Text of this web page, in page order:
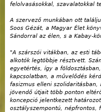
felolvasásokkal, szavalatokkal
A szervező munkában ott
Soos Gézát, a Magyar Élet
Sándorral az élen, s a Kabay-
"A szárszói vitákban, az esti
alkotók legtöbbje résztvett.
egyetértés, így a
kapcsolatban, a művelődés
fasizmus elleni szolidaritásban,
jövendő útjait több ponton
koncepció jelentkezett
osztályszempontú,